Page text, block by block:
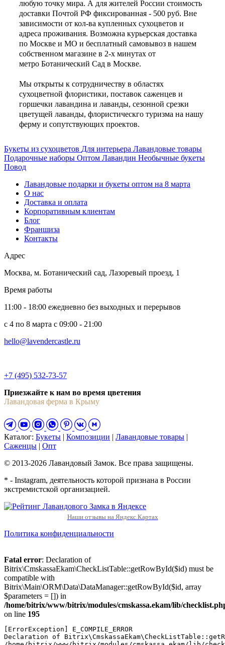
любую точку мира. А для жителей России стоимость
доставки Почтой РФ фиксированная - 500 руб. Вне
зависимости от кол-ва купленных сухоцветов и
адреса проживания. Возможна курьерская доставка
по Москве и МО и бесплатный самовывоз в нашем
собственном магазине в 2-х минутах от
метро Ботанический Сад в Москве.
Мы открыты к сотрудничеству в областях
сухоцветной флористики, поставок саженцев и
горшечки лавандина и лаванды, сезонной срезки
цветущей лаванды, флористическго туризма на нашу
ферму и сопутствующих проектов.
Букеты из сухоцветов Для интерьера Лавандовые товары
Подарочные наборы Оптом Лавандин Необычные букеты
Повод
Лавандовые подарки и букеты оптом на 8 марта
О нас
Доставка и оплата
Корпоративным клиентам
Блог
Франшиза
Контакты
Адрес
Москва, м. Ботанический сад, Лазоревый проезд, 1
Время работы
11:00 - 18:00 ежедневно без выходных и перерывов
c 4 по 8 марта с 09:00 - 21:00
hello@lavendercastle.ru
+7 (495) 532-73-57
Приезжайте к нам во время цветения
Лавандовая ферма в Крыму
Каталог: Букеты | Композиции | Лавандовые товары |
Саженцы | Опт
© 2013-2026 Лавандовый Замок. Все права защищены.
* - Instagram, деятельность которой признана в России
экстремистской организацией.
Наши отзывы на Яндекс.Картах
Политика конфиденциальности
Fatal error: Declaration of
Bitrix\CmskassaEkam\CheckListTable::getRowById($id) must be
compatible with
Bitrix\Main\ORM\Data\DataManager::getRowById($id, array
$parameters = []) in
/home/bitrix/www/bitrix/modules/cmskassa.ekam/lib/
on line 195
[ErrorException] E_COMPILE_ERROR
Declaration of